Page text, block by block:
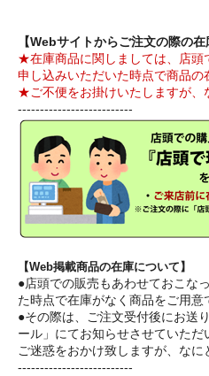
【Webサイトからご注文の際の在
★在庫商品に関しましては、店頭
申し込みいただいた時点で商品の
★ご不便をお掛けいたしますが、
--------------------------
【Web掲載商品の在庫について】
●店頭での販売もあわせておこな
た時点で在庫がなく商品をご用意
●その際は、ご注文受付後にお送
ール」にてお知らせさせていただ
ご迷惑をおかけ致しますが、なに
--------------------------